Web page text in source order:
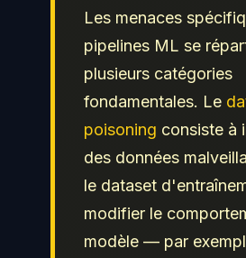
Les menaces
pipelines ML se
plusieurs catégories
fondamentales. Le
poisoning consiste à
des données
le dataset
modifier le
modèle — par